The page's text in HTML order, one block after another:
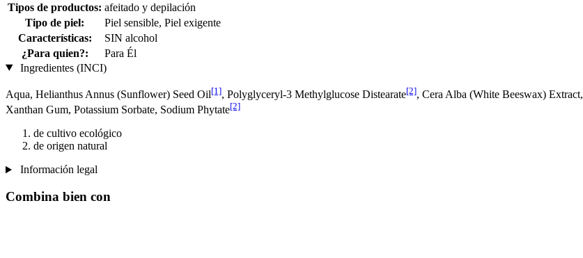
Tipos de productos: afeitado y depilación
Tipo de piel:
Piel sensible, Piel exigente
Características:
SIN alcohol
¿Para quien?:
Para Él
Ingredientes (INCI)
Aqua, Helianthus Annus (Sunflower) Seed Oil[1], Polyglyceryl-3 Methylglucose Distearate[2], Cera Alba (White Beeswax) Extract,
Xanthan Gum, Potassium Sorbate, Sodium Phytate[2]
de cultivo ecológico
de origen natural
Información legal
Combina bien con